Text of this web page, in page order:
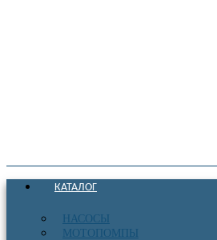
КАТАЛОГ
НАСОСЫ
МОТОПОМПЫ